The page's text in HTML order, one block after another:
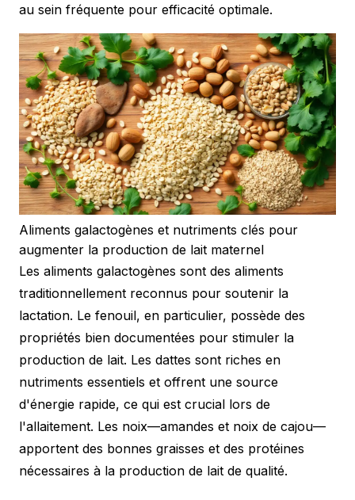
au sein fréquente pour efficacité optimale.
Aliments galactogènes et nutriments clés pour
augmenter la production de lait maternel
Les aliments galactogènes sont des aliments
traditionnellement reconnus pour soutenir la
lactation. Le fenouil, en particulier, possède des
propriétés bien documentées pour stimuler la
production de lait. Les dattes sont riches en
nutriments essentiels et offrent une source
d'énergie rapide, ce qui est crucial lors de
l'allaitement. Les noix—amandes et noix de cajou—
apportent des bonnes graisses et des protéines
nécessaires à la production de lait de qualité.